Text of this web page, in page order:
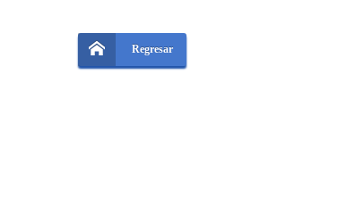
Regresar